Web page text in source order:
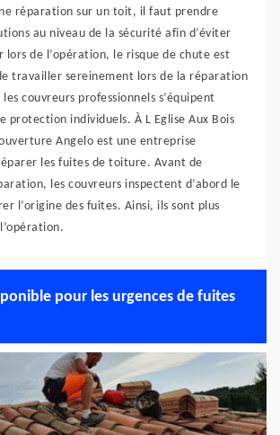
réparation sur un toit, il faut prendre
au niveau de la sécurité afin d’éviter
lors de l’opération, le risque de chute est
travailler sereinement lors de la réparation
couvreurs professionnels s’équipent
protection individuels. À L Eglise Aux Bois
Angelo est une entreprise
les fuites de toiture. Avant de
les couvreurs inspectent d’abord le
l’origine des fuites. Ainsi, ils sont plus
pour les urgences de fuites